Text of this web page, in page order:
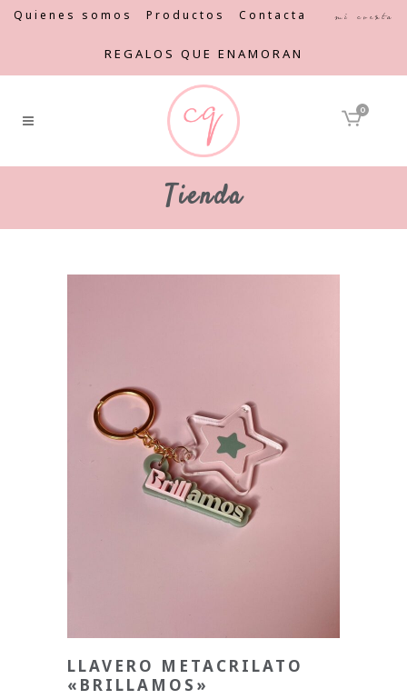
Quienes somos Productos Contacta Mi cuenta
REGALOS QUE ENAMORAN
0
Tienda
LLAVERO METACRILATO
«BRILLAMOS»